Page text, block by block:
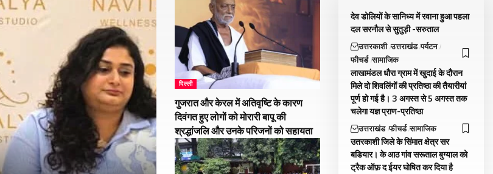
दिल्ली
गुजरात और केरल में अतिवृष्टि के कारण
दिवंगत हुए लोगों को मोरारी बापू की
श्रद्धांजलि और उनके परिजनों को सहायता
देव डोलियों के सानिध्य में रवाना हुआ पहला
दल सरनौल से सुतुड़ी -सरुताल
उत्तरकाशी उत्तराखंड पर्यटन
फीचर्ड सामाजिक
लाखामंडल धौरा ग्राम में खुदाई के दौरान
मिले दो शिवलिंगों की प्रतिष्ठा की तैयारीयां
पूर्ण हो गई है। 3 अगस्त से 5 अगस्त तक
चलेगा यज्ञ प्राण-प्रतिष्ठा
उत्तराखंड फीचर्ड सामाजिक
उतरकाशी जिले के सिंमात क्षेत्र सर
बडियार। के आठ गांव सरूताल बुग्याल को
ट्रैक ऑफ़ द ईयर घोषित कर दिया है